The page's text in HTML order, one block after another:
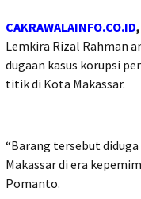
CAKRAWALAINFO.CO.ID
Lemkira Rizal Rahman
dugaan kasus korupsi
titik di Kota Makassar.
“Barang tersebut
Makassar di era
Pomanto.